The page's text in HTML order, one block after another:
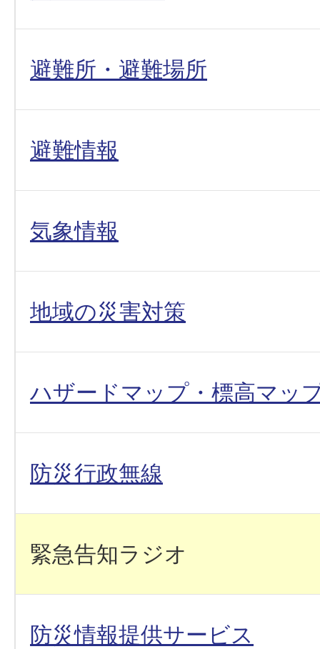
避難所・避難場所
避難情報
気象情報
地域の災害対策
ハザードマップ・標高マッ
防災行政無線
緊急告知ラジオ
防災情報提供サービス